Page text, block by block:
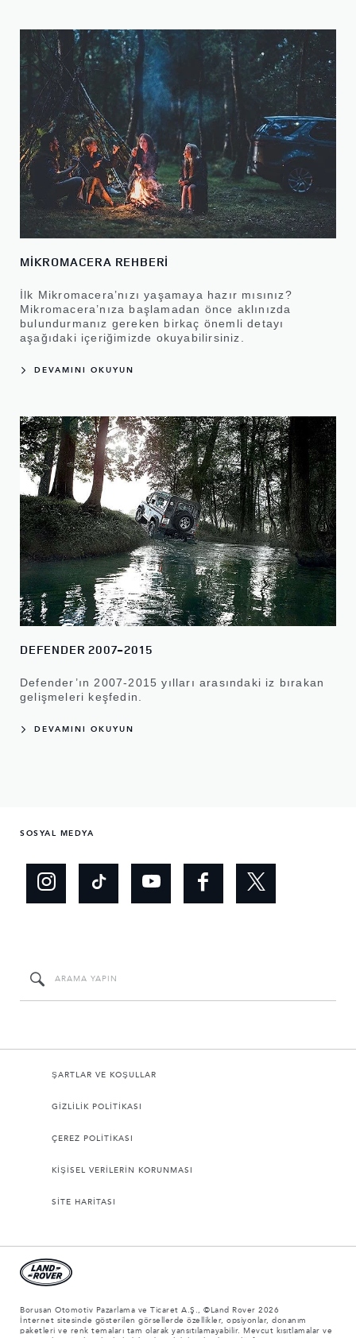
MİKROMACERA REHBERİ
İlk Mikromacera’nızı yaşamaya hazır mısınız?
Mikromacera’nıza başlamadan önce aklınızda
bulundurmanız gereken birkaç önemli detayı
aşağıdaki içeriğimizde okuyabilirsiniz.
DEVAMINI OKUYUN
DEFENDER 2007-2015
Defender’ın 2007-2015 yılları arasındaki iz bırakan
gelişmeleri keşfedin.
DEVAMINI OKUYUN
SOSYAL MEDYA
ŞARTLAR VE KOŞULLAR
GİZLİLİK POLİTİKASI
ÇEREZ POLİTİKASI
KİŞİSEL VERİLERİN KORUNMASI
SİTE HARİTASI
Borusan Otomotiv Pazarlama ve Ticaret A.Ş., ©Land Rover 2026
İnternet sitesinde gösterilen görsellerde özellikler, opsiyonlar, donanım
paketleri ve renk temaları tam olarak yansıtılamayabilir. Mevcut kısıtlamalar ve